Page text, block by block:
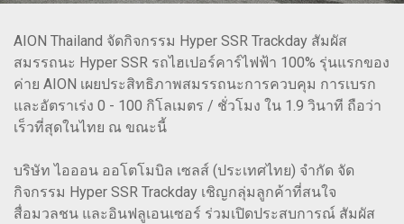
AION Thailand จัดกิจกรรม Hyper SSR Trackday สัมผัส
สมรรถนะ Hyper SSR รถไฮเปอร์คาร์ไฟฟ้า 100% รุ่นแรกของ
ค่าย AION เผยประสิทธิภาพสมรรถนะการควบคุม การเบรก
และอัตราเร่ง 0 - 100 กิโลเมตร / ชั่วโมง ใน 1.9 วินาที ถือว่า
เร็วที่สุดในไทย ณ ขณะนี้
บริษัท ไอออน ออโตโมบิล เซลส์ (ประเทศไทย) จำกัด จัด
กิจกรรม Hyper SSR Trackday เชิญกลุ่มลูกค้าที่สนใจ
สื่อมวลชน และอินฟลูเอนเซอร์ ร่วมเปิดประสบการณ์ สัมผัส